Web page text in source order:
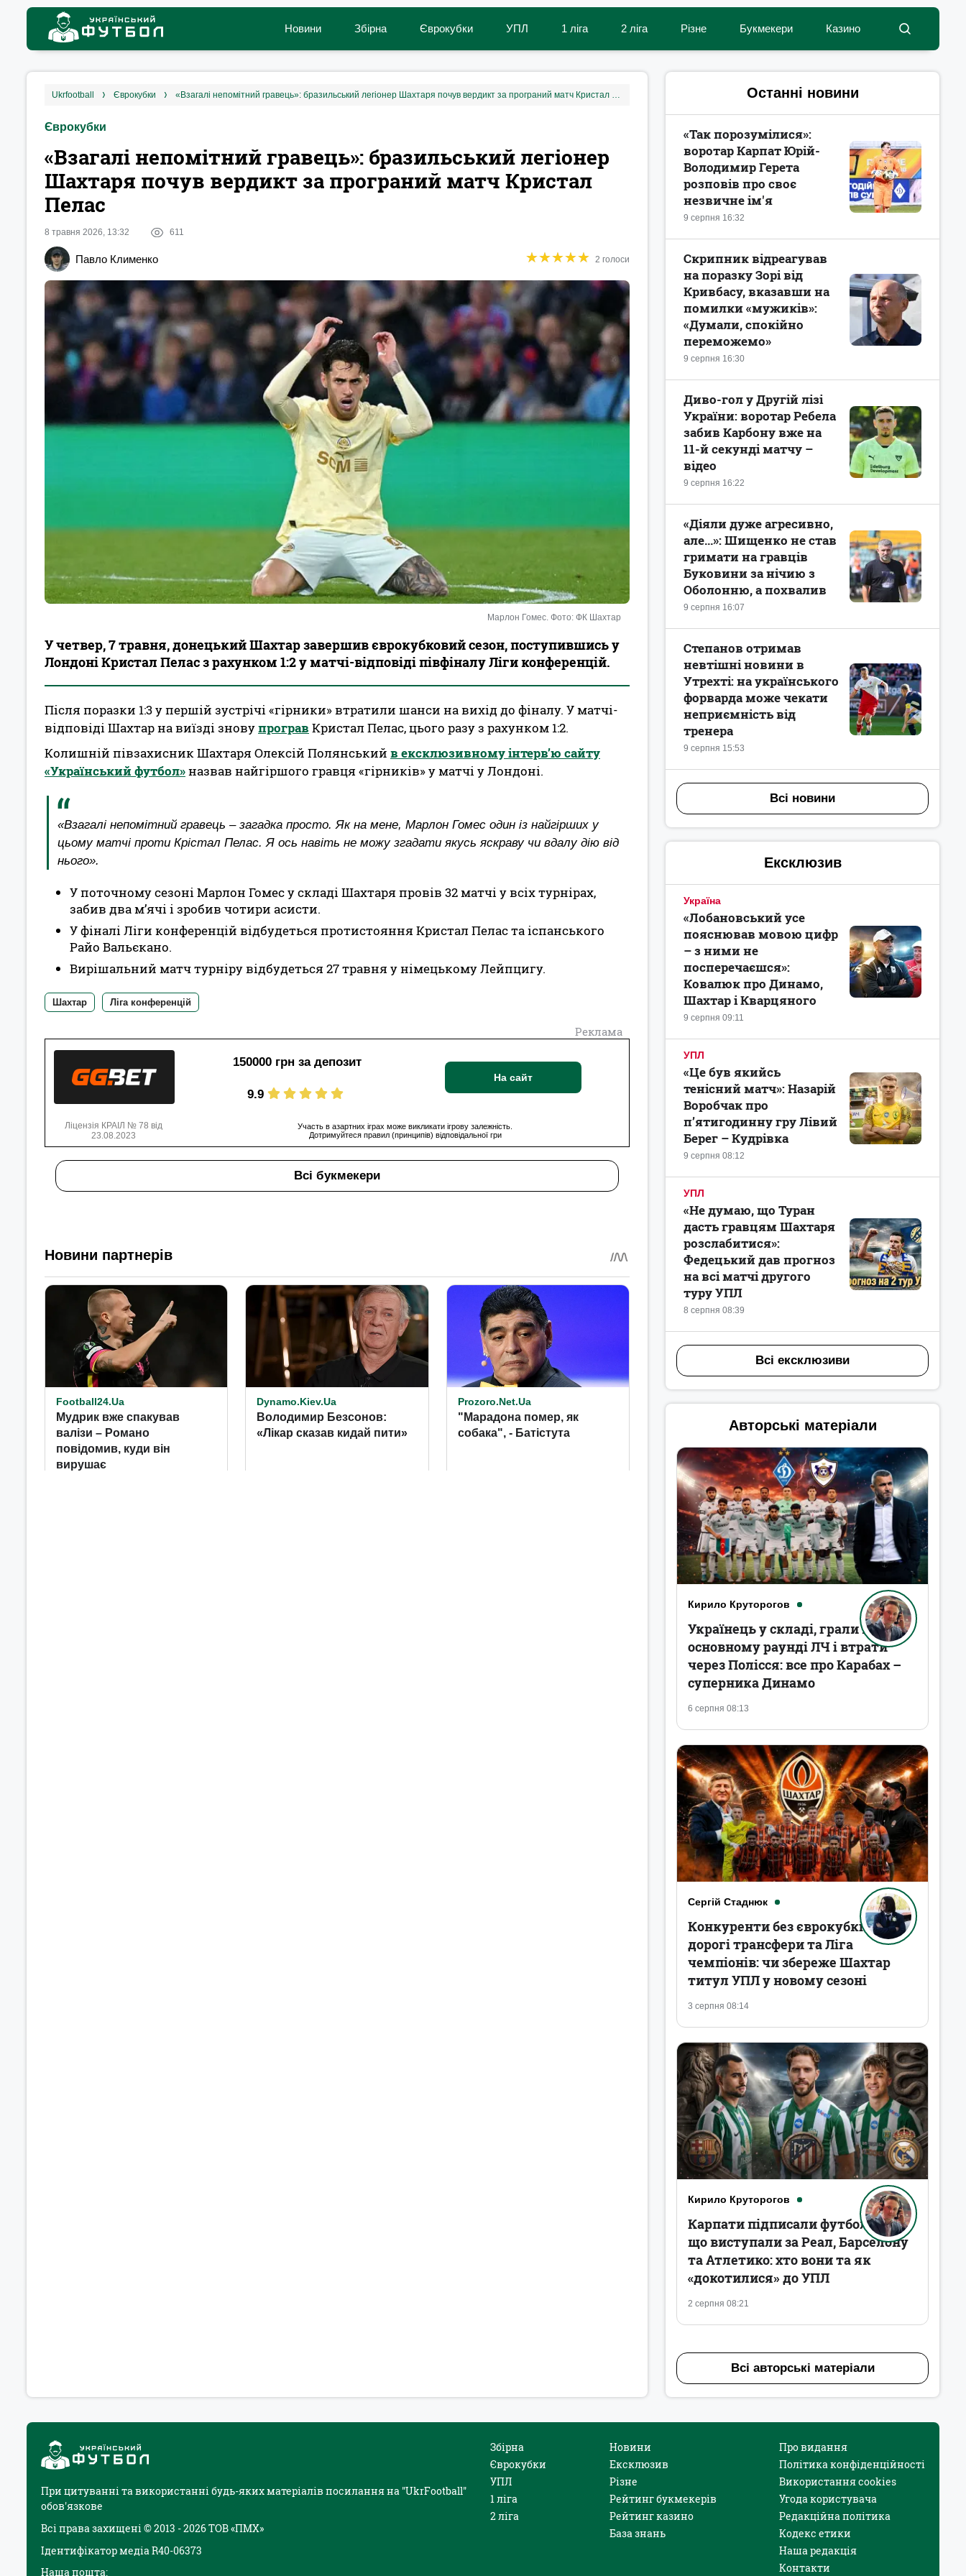
Новини Збірна Єврокубки УПЛ 1 ліга 2 ліга Різне Букмекери Казино
ukrfootball єврокубки «Взагалі непомітний гравець»: бразильський легіонер Шахтаря почув вердикт за програний матч Кристал Пелас
Єврокубки
«Взагалі непомітний гравець»: бразильський легіонер
Шахтаря почув вердикт за програний матч Кристал
Пелас
8 травня 2026, 13:32 611
Павло Клименко ★★★★★
★★★★★ 2 голоси
Марлон Гомес. Фото: ФК Шахтар
У четвер, 7 травня, донецький Шахтар завершив єврокубковий сезон, поступившись у
Лондоні Кристал Пелас з рахунком 1:2 у матчі-відповіді півфіналу Ліги конференцій.
Після поразки 1:3 у першій зустрічі «гірники» втратили шанси на вихід до фіналу. У матчі-
відповіді Шахтар на виїзді зновупрограв Кристал Пелас, цього разу з рахунком 1:2.
Колишній півзахисник Шахтаря Олексій Полянський в ексклюзивному інтерв’ю сайту
«Український футбол»назвав найгіршого гравця «гірників» у матчі у Лондоні.
«Взагалі непомітний гравець – загадка просто. Як на мене, Марлон Гомес один із найгірших у
цьому матчі проти Крістал Пелас. Я ось навіть не можу згадати якусь яскраву чи вдалу дію від
нього».
У поточному сезоні Марлон Гомес у складі Шахтаря провів 32 матчі у всіх турнірах,
забив два м’ячі і зробив чотири асисти.
У фіналі Ліги конференцій відбудеться протистояння Кристал Пелас та іспанського
Райо Вальєкано.
Вирішальний матч турніру відбудеться 27 травня у німецькому Лейпцигу.
Шахтар Ліга конференцій
Реклама
150000 грн за депозит
9.9
На сайт
Ліцензія КРАІЛ № 78 від
23.08.2023
Участь в азартних іграх може викликати ігрову залежність.
Дотримуйтеся правил (принципів) відповідальної гри
Всі букмекери
Останні новини
9 серпня 16:32
«Так порозумілися»:
воротар Карпат Юрій-
Володимир Герета
розповів про своє
незвичне ім'я
9 серпня 16:30
Скрипник відреагував
на поразку Зорі від
Кривбасу, вказавши на
помилки «мужиків»:
«Думали, спокійно
переможемо»
9 серпня 16:22
Диво-гол у Другій лізі
України: воротар Ребела
забив Карбону вже на
11-й секунді матчу –
відео
9 серпня 16:07
«Діяли дуже агресивно,
але...»: Шищенко не став
гримати на гравців
Буковини за нічию з
Оболонню, а похвалив
9 серпня 15:53
Степанов отримав
невтішні новини в
Утрехті: на українського
форварда може чекати
неприємність від
тренера
Всі новини
Ексклюзив
Україна
9 серпня 09:11
«Лобановський усе
пояснював мовою цифр
– з ними не
посперечаєшся»:
Ковалюк про Динамо,
Шахтар і Кварцяного
УПЛ
9 серпня 08:12
«Це був якийсь
тенісний матч»: Назарій
Воробчак про
п’ятигодинну гру Лівий
Берег – Кудрівка
УПЛ
8 серпня 08:39
«Не думаю, що Туран
дасть гравцям Шахтаря
розслабитися»:
Федецький дав прогноз
на всі матчі другого
туру УПЛ
Всі ексклюзиви
Авторські матеріали
Кирило Круторогов
6 серпня 08:13
Українець у складі, грали в
основному раунді ЛЧ і втрати
через Полісся: все про Карабах –
суперника Динамо
Сергій Стаднюк
3 серпня 08:14
Конкуренти без єврокубків,
дорогі трансфери та Ліга
чемпіонів: чи збереже Шахтар
титул УПЛ у новому сезоні
Кирило Круторогов
2 серпня 08:21
Карпати підписали футболістів,
що виступали за Реал, Барселону
та Атлетико: хто вони та як
«докотилися» до УПЛ
Всі авторські матеріали
При цитуванні та використанні будь-яких матеріалів посилання на "UkrFootball"
обов'язкове
Всі права захищені © 2013 - 2026 ТОВ «ПМХ»
Ідентифікатор медіа R40-06373
Наша пошта:
Збірна
Єврокубки
УПЛ
1 ліга
2 ліга
Новини
Ексклюзив
Різне
Рейтинг букмекерів
Рейтинг казино
База знань
Про видання
Політика конфіденційності
Використання cookies
Угода користувача
Редакційна політика
Кодекс етики
Наша редакція
Контакти